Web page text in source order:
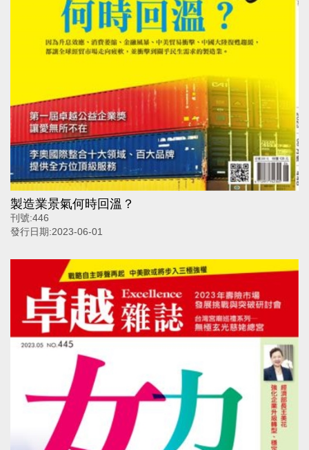
製造業景氣何時回溫？
刊號:446
發行日期:2023-06-01